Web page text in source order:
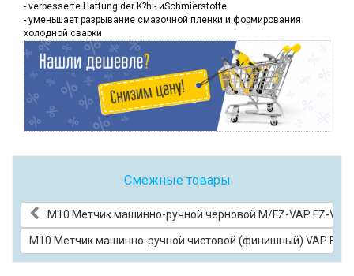
- verbesserte Haftung der K?hl- иSchmierstoffe
- уменьшает разрывание смазочной пленки и формирования
холодной сварки
Смежные товары
М10 Метчик машинно-ручной черновой М/FZ-VAP FZ-VAP
М10 Метчик машинно-ручной чистовой (финишный) VAP FZ-